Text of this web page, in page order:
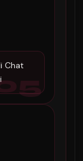
Chat